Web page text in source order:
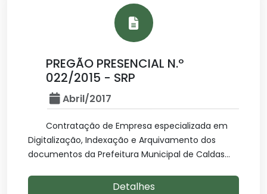
PREGÃO PRESENCIAL N.º
022/2015 - SRP
Abril/2017
Contratação de Empresa especializada em
Digitalização, Indexação e Arquivamento dos
documentos da Prefeitura Municipal de Caldas...
Detalhes